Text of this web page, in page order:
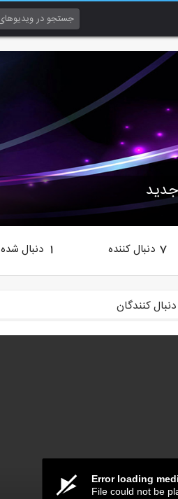
جدید
7 دنبال کننده 1 دنبال شده
دنبال کنندگان
Error loading
File could not be